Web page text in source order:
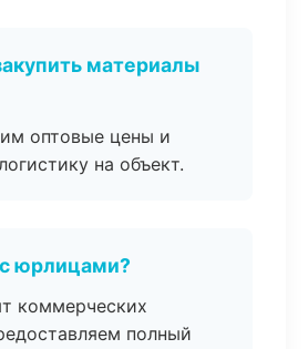
материалы
оптовые цены и
на объект.
юрлицами?
коммерческих
полный